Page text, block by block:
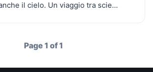
il cielo. Un viaggio tra scie
Page 1 of 1